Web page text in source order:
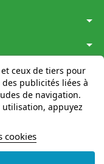
arrow_drop_down
arrow_drop_down
ceux de tiers pour
publicités liées à
de navigation.
appuyez
cookies
en ligne de
ici